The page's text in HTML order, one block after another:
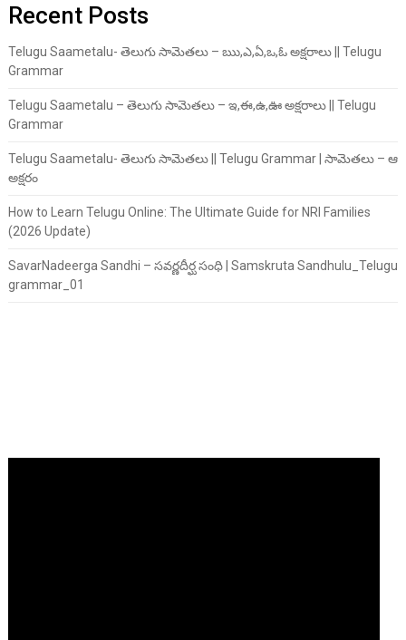
Recent Posts
Telugu Saametalu- తెలుగు సామెతలు – ఋ,ఎ,ఏ,ఒ,ఓ అక్షరాలు || Telugu
Grammar
Telugu Saametalu – తెలుగు సామెతలు – ఇ,ఈ,ఉ,ఊ అక్షరాలు || Telugu
Grammar
Telugu Saametalu- తెలుగు సామెతలు || Telugu Grammar | సామెతలు – ఆ
అక్షరం
How to Learn Telugu Online: The Ultimate Guide for NRI Families
(2026 Update)
SavarNadeerga Sandhi – సవర్ణదీర్ఘ సంధి | Samskruta Sandhulu_Telugu
grammar_01